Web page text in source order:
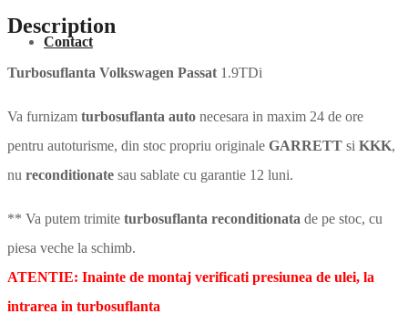
Contact
Description
Turbosuflanta Volkswagen Passat 1.9TDi
Va furnizam turbosuflanta auto necesara in maxim 24 de ore
pentru autoturisme, din stoc propriu originale GARRETT si KKK,
nu reconditionate sau sablate cu garantie 12 luni.
** Va putem trimite turbosuflanta reconditionata de pe stoc, cu
piesa veche la schimb.
ATENTIE: Inainte de montaj verificati presiunea de ulei, la
intrarea in turbosuflanta